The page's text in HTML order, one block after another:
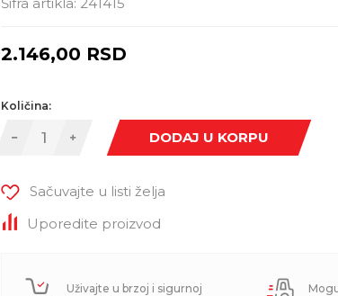
2.146,00 RSD
Količina:
DODAJ U KORPU
Sačuvajte u listi želja
Uporedite proizvod
Uživajte u brzoj i sigurnoj